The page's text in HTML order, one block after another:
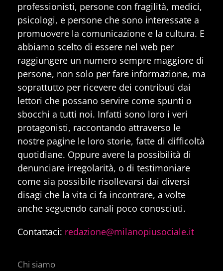
professionisti, persone con fragilità, medici,
psicologi, e persone che sono interessate a
promuovere la comunicazione e la cultura. E
abbiamo scelto di essere nel web per
raggiungere un numero sempre maggiore di
persone, non solo per fare informazione, ma
soprattutto per ricevere dei contributi dai
lettori che possano servire come spunti o
sbocchi a tutti noi. Infatti sono loro i veri
protagonisti, raccontando attraverso le
nostre pagine le loro storie, fatte di difficoltà
quotidiane. Oppure avere la possibilità di
denunciare irregolarità, o di testimoniare
come sia possibile risollevarsi dai diversi
disagi che la vita ci fa incontrare, a volte
anche seguendo canali poco conosciuti.
Contattaci: redazione@milanopiusociale.it
Chi siamo